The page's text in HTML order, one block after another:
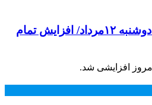
قیمت طلا و سکه امروز دوشنبه ۱۲مرداد/ افزایش تمام
افزایشی شد.